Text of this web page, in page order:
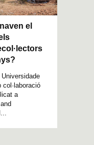
el
col·laboració
a